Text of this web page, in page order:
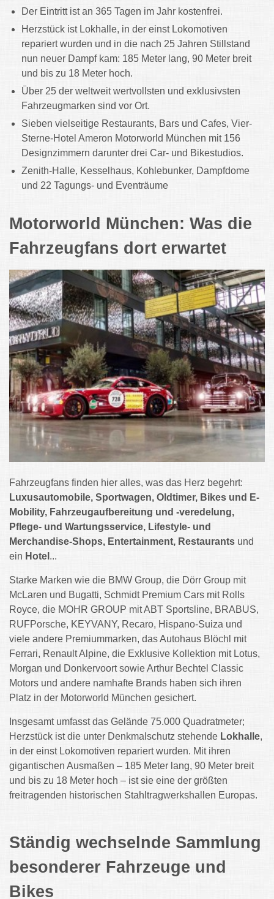
Der Eintritt ist an 365 Tagen im Jahr kostenfrei.
Herzstück ist Lokhalle, in der einst Lokomotiven
repariert wurden und in die nach 25 Jahren Stillstand
nun neuer Dampf kam: 185 Meter lang, 90 Meter breit
und bis zu 18 Meter hoch.
Über 25 der weltweit wertvollsten und exklusivsten
Fahrzeugmarken sind vor Ort.
Sieben vielseitige Restaurants, Bars und Cafes, Vier-
Sterne-Hotel Ameron Motorworld München mit 156
Designzimmern darunter drei Car- und Bikestudios.
Zenith-Halle, Kesselhaus, Kohlebunker, Dampfdome
und 22 Tagungs- und Eventräume
Motorworld München: Was die
Fahrzeugfans dort erwartet
Fahrzeugfans finden hier alles, was das Herz begehrt:
Luxusautomobile, Sportwagen, Oldtimer, Bikes und E-
Mobility, Fahrzeugaufbereitung und -veredelung,
Pflege- und Wartungsservice, Lifestyle- und
Merchandise-Shops, Entertainment, Restaurants und
ein Hotel ...
Starke Marken wie die BMW Group, die Dörr Group mit
McLaren und Bugatti, Schmidt Premium Cars mit Rolls
Royce, die MOHR GROUP mit ABT Sportsline, BRABUS,
RUFPorsche, KEYVANY, Recaro, Hispano-Suiza und
viele andere Premiummarken, das Autohaus Blöchl mit
Ferrari, Renault Alpine, die Exklusive Kollektion mit Lotus,
Morgan und Donkervoort sowie Arthur Bechtel Classic
Motors und andere namhafte Brands haben sich ihren
Platz in der Motorworld München gesichert.
Insgesamt umfasst das Gelände 75.000 Quadratmeter;
Herzstück ist die unter Denkmalschutz stehende Lokhalle,
in der einst Lokomotiven repariert wurden. Mit ihren
gigantischen Ausmaßen – 185 Meter lang, 90 Meter breit
und bis zu 18 Meter hoch – ist sie eine der größten
freitragenden historischen Stahltragwerkshallen Europas.
Ständig wechselnde Sammlung
besonderer Fahrzeuge und
Bikes